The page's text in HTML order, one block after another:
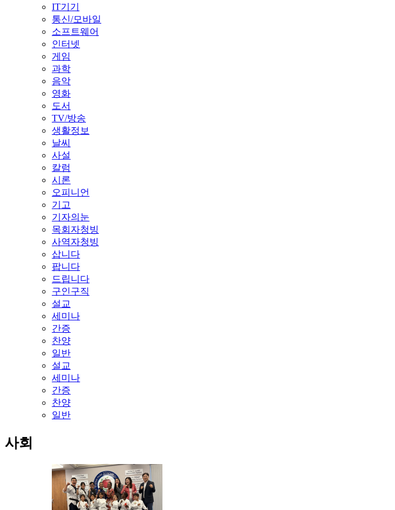
IT기기
통신/모바일
소프트웨어
인터넷
게임
과학
음악
영화
도서
TV/방송
생활정보
날씨
사설
칼럼
시론
오피니언
기고
기자의눈
목회자청빙
사역자청빙
삽니다
팝니다
드립니다
구인구직
설교
세미나
간증
찬양
일반
설교
세미나
간증
찬양
일반
사회